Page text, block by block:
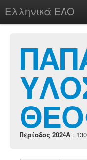
Ελληνικά ΕΛΟ
chesstu.be @ discord
Περίοδος 2024A :